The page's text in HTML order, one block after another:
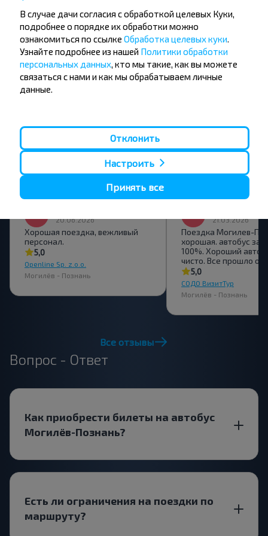
другие интересные предложения INFOBUS.
Подпишись на получение новостей и
путешествуй с нами дешевле!
Отзывы пассажиров о перевозчиках
20.06.2026
Хорошая поездка, вежливый
персонал.
5,0
Openline Sp. z.o.o.
Могилёв - Познань
21.03.2026
Поездка Могилев-
хорошая. автобус
100%. Хороший
чисто. Все прошло
5,0
СОДО ВизитТур
Могилёв - Познань
Все отзывы
Вопрос - Ответ
Как приобрести билеты на автобус
Могилёв-Познань?
Есть ли ограничения на поездки по
маршруту?
В случае дачи согласия с обработкой целевых Куки,
подробнее о порядке их обработки можно
ознакомиться по ссылке Обработка целевых куки
Узнайте подробнее из нашей Политики обработки
персональных данных , кто мы такие, как вы можете
связаться с нами и как мы обрабатываем личные
данные.
Отклонить
Настроить
Принять все